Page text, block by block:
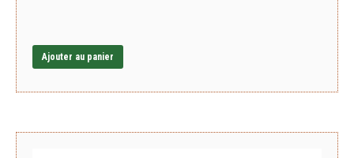
Ajouter au panier